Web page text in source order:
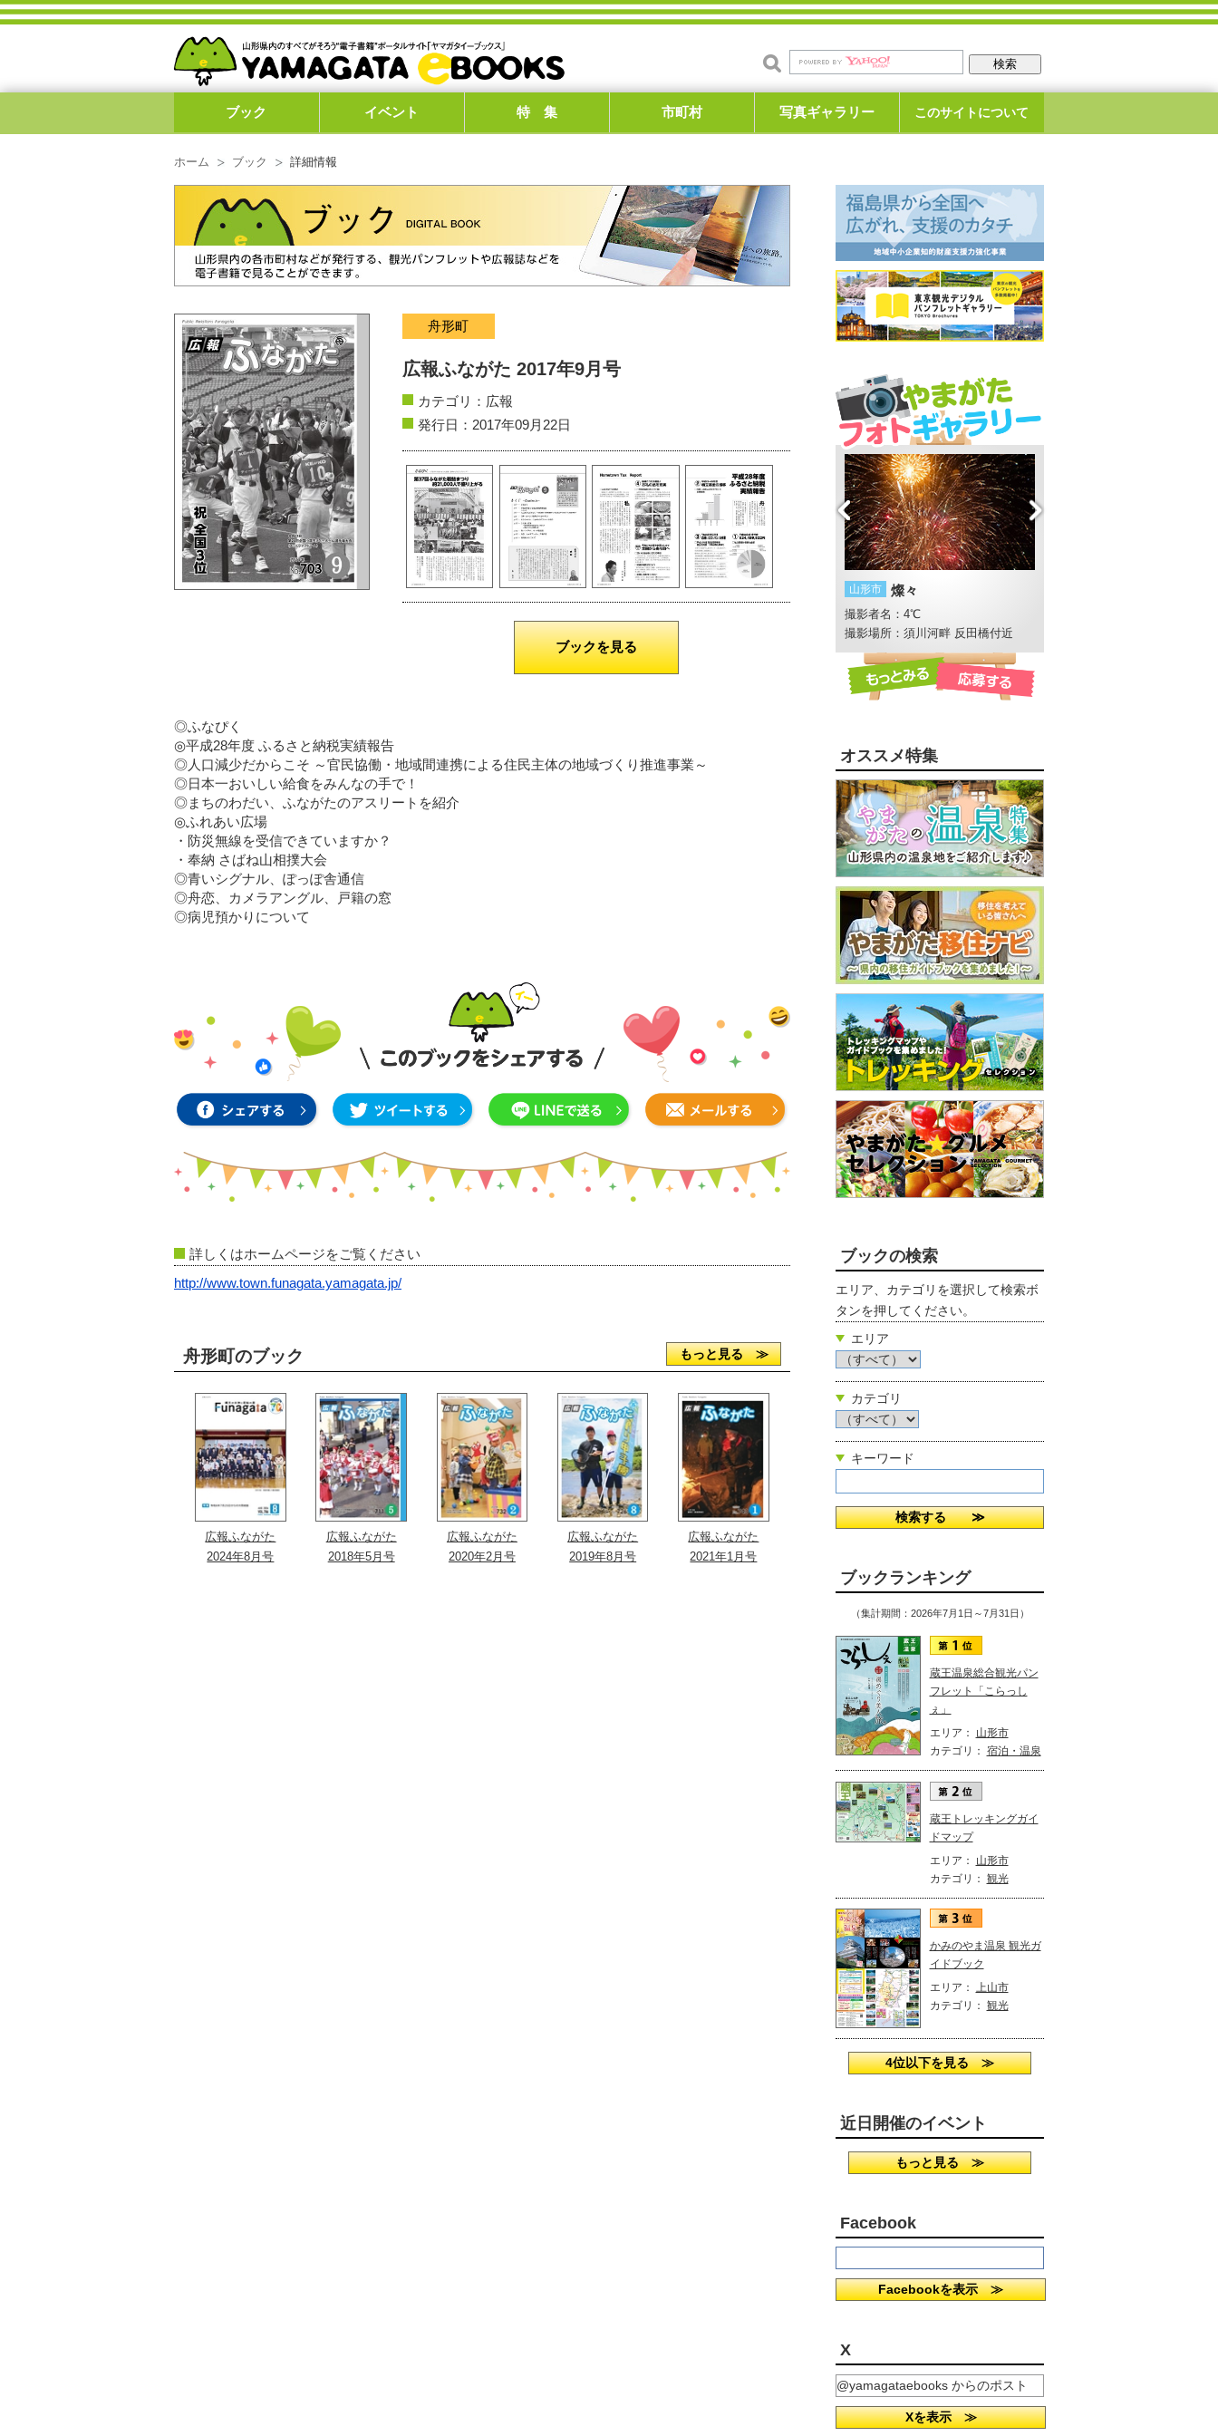
ブック イベント 特 集 市町村 写真ギャラリー このサイトについて
ホーム ブック 詳細情報
舟形町
広報ふながた 2017年9月号
カテゴリ： 広報
発行日：2017年09月22日
ブックを見る
◎ふなぴく
◎平成28年度 ふるさと納税実績報告
◎人口減少だからこそ ～官民協働・地域間連携による住民主体の地域づくり推進事業～
◎日本一おいしい給食をみんなの手で！
◎まちのわだい、ふながたのアスリートを紹介
◎ふれあい広場
・防災無線を受信できていますか？
・奉納 さばね山相撲大会
◎青いシグナル、ぽっぽ舎通信
◎舟恋、カメラアングル、戸籍の窓
◎病児預かりについて
詳しくはホームページをご覧ください
http://www.town.funagata.yamagata.jp/
舟形町のブック もっと見る ≫
広報ふながた
2024年8月号
広報ふながた
2018年5月号
広報ふながた
2020年2月号
広報ふながた
2019年8月号
広報ふながた
2021年1月号
鶴岡市 白山島
撮影場所：由良
酒田市 酒田湊甚句流し 山形市 燦々
撮影者名：4℃
撮影場所：須川河畔 反田橋付近
オススメ特集
ブックの検索
エリア、カテゴリを選択して検索ボ
タンを押してください。
エリア
カテゴリ
キーワード
ブックランキング
（集計期間：2026年7月1日～7月31日）
蔵王温泉総合観光パン
フレット「こらっし
ぇ」
エリア：
山形市
カテゴリ： 宿泊・温泉
蔵王トレッキングガイ
ドマップ
エリア：
山形市
カテゴリ： 観光
かみのやま温泉 観光ガ
イドブック
エリア： 上山市
カテゴリ： 観光
4位以下を見る ≫
近日開催のイベント
もっと見る ≫
Facebook
Facebookを表示 ≫
X
@yamagataebooks からのポスト
Xを表示 ≫